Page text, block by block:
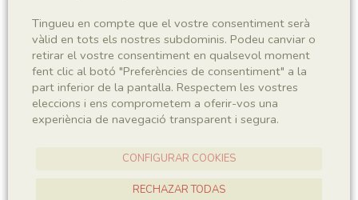
Sigla
MNHN 17797
Taxonomia
Tingueu en compte que el vostre consentiment serà
vàlid en tots els nostres subdominis. Podeu canviar o
retirar el vostre consentiment en qualsevol moment
fent clic al botó "Preferències de consentiment" a la
part inferior de la pantalla. Respectem les vostres
eleccions i ens comprometem a oferir-vos una
experiència de navegació transparent i segura.
CONFIGURAR COOKIES
RECHAZAR TODAS